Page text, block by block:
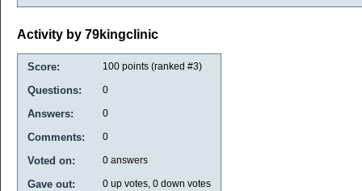
Activity by 79kingclinic
Score: 100 points (ranked #3)
Questions: 0
Answers: 0
Comments: 0
Voted on: 0 answers
Gave out: 0 up votes, 0 down votes